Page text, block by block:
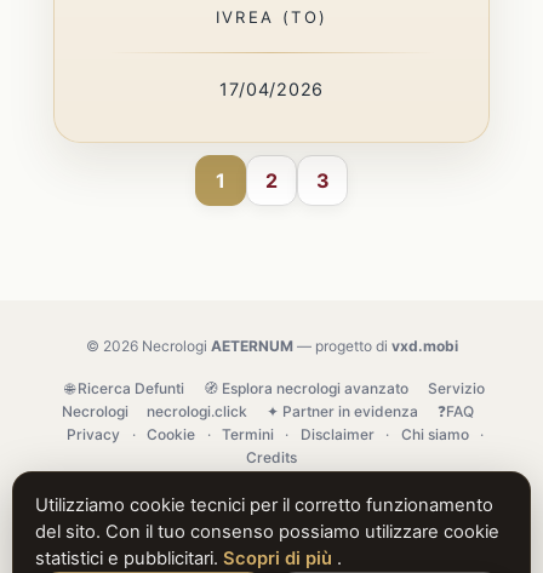
IVREA (TO)
17/04/2026
1 2 3
© 2026 Necrologi AETERNUM— progetto di vxd.mobi
🌐 Ricerca Defunti 🧭 Esplora necrologi avanzato
Servizio
Necrologi
necrologi.click ✦ Partner in evidenza
❓FAQ
Privacy
· Cookie · Termini · Disclaimer · Chi siamo
·
Credits
Utilizziamo cookie tecnici per il corretto funzionamento
del sito. Con il tuo consenso possiamo utilizzare cookie
statistici e pubblicitari. Scopri di più .